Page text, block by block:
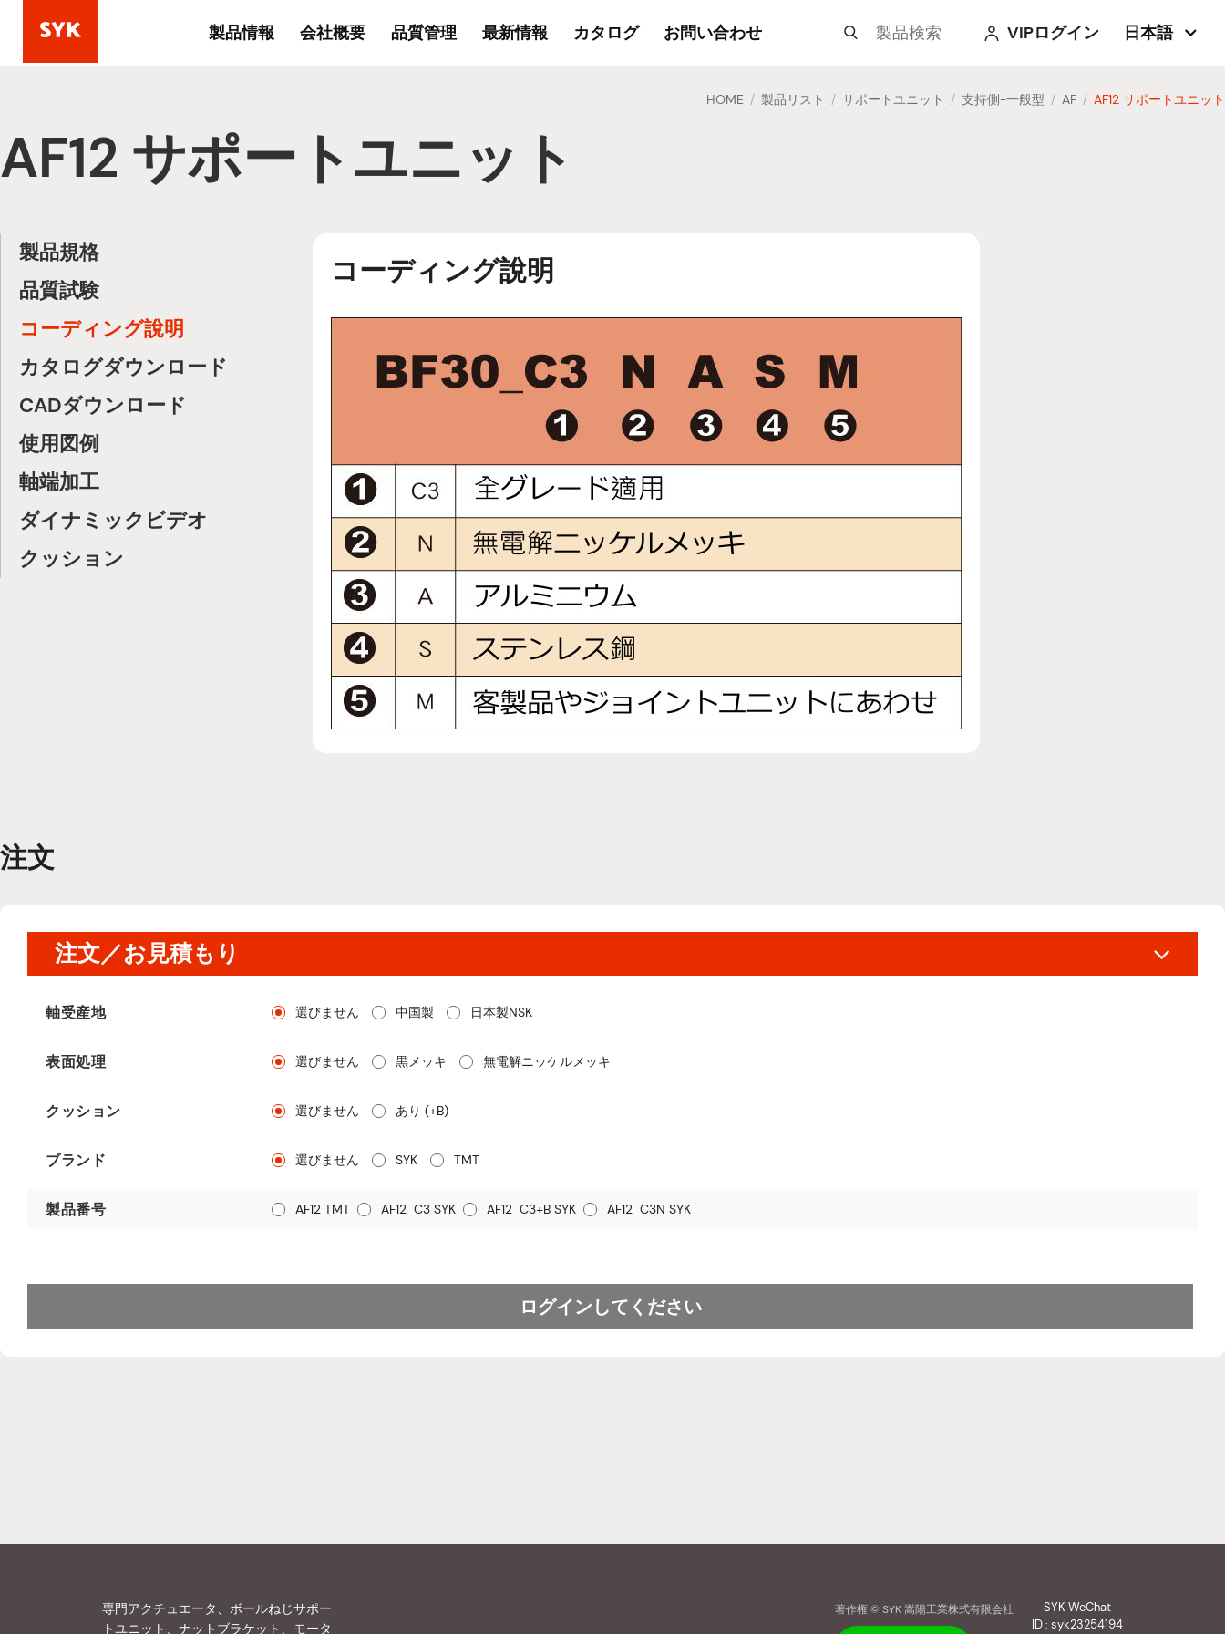
製品情報 会社概要 品質管理 最新情報 カタログ お問い合わせ   VIPログイン 日本語 
HOME / 製品リスト / サポートユニット / 支持側-一般型 / AF / AF12 サポートユニット
AF12 サポートユニット
製品規格
品質試験
コーディング說明
カタログダウンロード
CADダウンロード
使用図例
軸端加工
ダイナミックビデオ
クッション
コーディング說明
注文
注文／お見積もり
軸受産地 選びません 中国製 日本製NSK
表面処理 選びません 黒メッキ 無電解ニッケルメッキ
クッション 選びません あり (+B)
ブランド 選びません SYK TMT
製品番号 AF12 TMT AF12_C3 SYK AF12_C3+B SYK AF12_C3N SYK
専門アクチュエータ、ボールねじサポー
トユニット、ナットブラケット、モータ
著作権 © SYK 嵩陽工業株式有限会社
SYK WeChat
ID : syk23254194